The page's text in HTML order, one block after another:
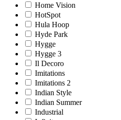
Home Vision
HotSpot
Hula Hoop
Hyde Park
Hygge
Hygge 3
Il Decoro
Imitations
Imitations 2
Indian Style
Indian Summer
Industrial